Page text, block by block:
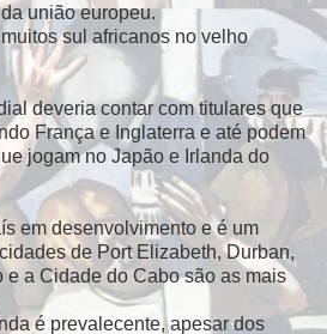
união europeu.
sul africanos no velho
deveria contar com titulares que
França e Inglaterra e até podem
jogam no Japão e Irlanda do
em desenvolvimento e é um
de Port Elizabeth, Durban,
e a Cidade do Cabo são as mais
é prevalecente, apesar dos